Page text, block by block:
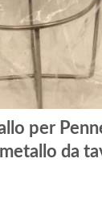
per
da